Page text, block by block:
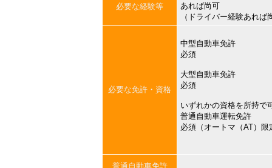
必要な経験等
あれば尚可
（ドライバー経験あれば
必要な免許・資格
中型自動車免許
必須
大型自動車免許
必須
いずれかの資格を所持で
普通自動車運転免許
必須（オートマ（AT）限
普通自動車免許